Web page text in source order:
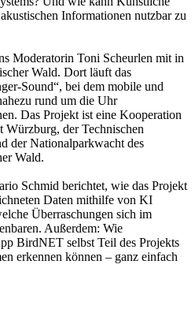
Informationen nutzbar zu
Moderatorin Toni Scheurlen mit in
Wald. Dort läuft das
Sound“, bei dem mobile und
rund um die Uhr
Das Projekt ist eine Kooperation
Würzburg, der Technischen
der Nationalparkwacht des
Wald.
Schmid berichtet, wie das Projekt
Daten mithilfe von KI
Überraschungen sich im
Außerdem: Wie
BirdNET selbst Teil des Projekts
erkennen können – ganz einfach